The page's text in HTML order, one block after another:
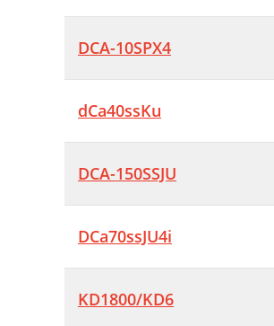
DCA-10SPX4
dCa40ssKu
DCA-150SSJU
DCa70ssJU4i
KD1800/KD6